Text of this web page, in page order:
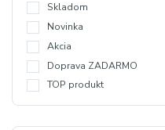
Skladom
Novinka
Akcia
Doprava ZADARMO
TOP produkt